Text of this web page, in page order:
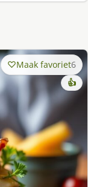
Maak favoriet6
👍